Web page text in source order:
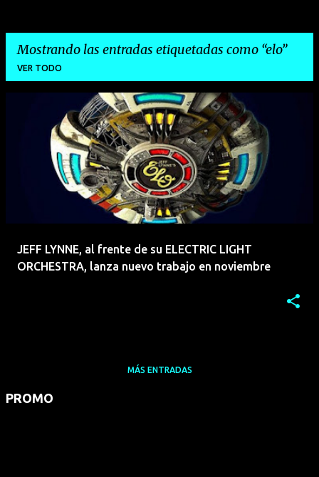
Mostrando las entradas etiquetadas como elo
VER TODO
JEFF LYNNE, al frente de su ELECTRIC LIGHT
ORCHESTRA, lanza nuevo trabajo en noviembre
MÁS ENTRADAS
PROMO